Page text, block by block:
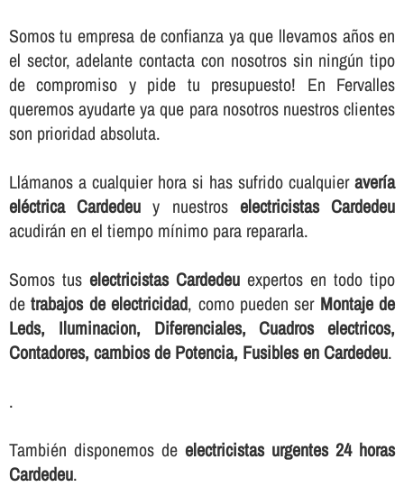
Somos tu empresa de confianza ya que llevamos años en
el sector, adelante contacta con nosotros sin ningún tipo
de compromiso y pide tu presupuesto! En Fervalles
queremos ayudarte ya que para nosotros nuestros clientes
son prioridad absoluta.
Llámanos a cualquier hora si has sufrido cualquieraverí­a
eléctrica Cardedeu y nuestros electricistas Cardedeu
acudirán en el tiempo mí­nimo para repararla.
Somos tus electricistas Cardedeuexpertos en todo tipo
detrabajos de electricidad, como pueden ser Montaje de
Leds, Iluminacion, Diferenciales, Cuadros electricos,
Contadores, cambios de Potencia, Fusibles en Cardedeu.
.
También disponemos de electricistas urgentes 24 horas
Cardedeu.